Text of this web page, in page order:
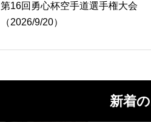
第16回勇心杯空手道選手権大会
（2026/9/20）
新着